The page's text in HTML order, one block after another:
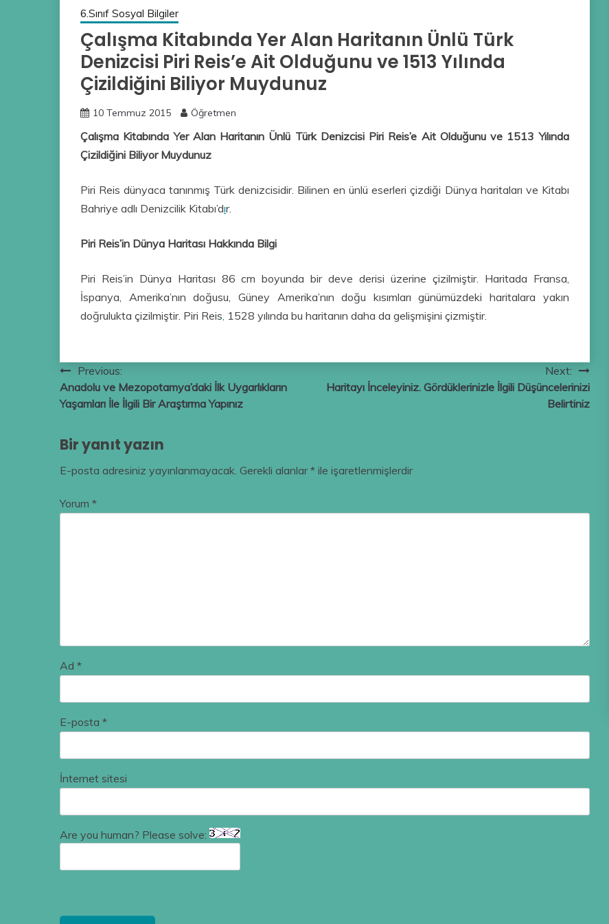
6.Sınıf Sosyal Bilgiler
Çalışma Kitabında Yer Alan Haritanın Ünlü Türk
Denizcisi Piri Reis’e Ait Olduğunu ve 1513 Yılında
Çizildiğini Biliyor Muydunuz
10 Temmuz 2015 Öğretmen
Çalışma Kitabında Yer Alan Haritanın Ünlü Türk Denizcisi Piri Reis’e Ait Olduğunu ve 1513 Yılında
Çizildiğini Biliyor Muydunuz
Piri Reis dünyaca tanınmış Türk denizcisidir. Bilinen en ünlü eserleri çizdiği Dünya haritaları ve Kitabı
Bahriye adlı Denizcilik Kitabı’dır.
Piri Reis’in Dünya Haritası Hakkında Bilgi
Piri Reis’in Dünya Haritası 86 cm boyunda bir deve derisi üzerine çizilmiştir. Haritada Fransa,
İspanya, Amerika’nın doğusu, Güney Amerika’nın doğu kısımları günümüzdeki haritalara yakın
doğrulukta çizilmiştir. Piri Reis, 1528 yılında bu haritanın daha da gelişmişini çizmiştir.
Yazı
gezinmesi
Previous:
Anadolu ve Mezopotamya’daki İlk Uygarlıkların
Yaşamları İle İlgili Bir Araştırma Yapınız
Next:
Haritayı İnceleyiniz. Gördüklerinizle İlgili Düşüncelerinizi
Belirtiniz
Bir yanıt yazın
E-posta adresiniz yayınlanmayacak. Gerekli alanlar* ile işaretlenmişlerdir
Yorum *
Ad *
E-posta *
İnternet sitesi
Are you human? Please solve: